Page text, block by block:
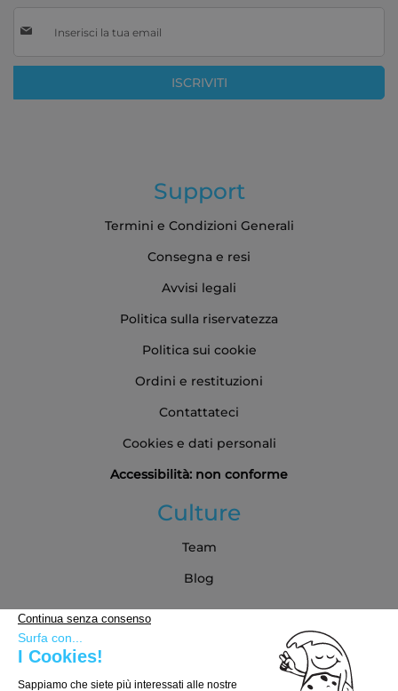
alla
Newsletter:
ISCRIVITI
Support
Termini e Condizioni Generali
Consegna e resi
Avvisi legali
Politica sulla riservatezza
Politica sui cookie
Ordini e restituzioni
Contattateci
Cookies e dati personali
Accessibilità: non conforme
Culture
Team
Blog